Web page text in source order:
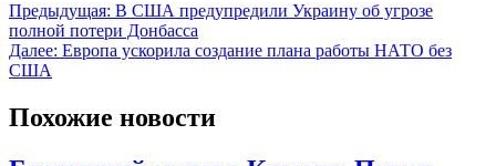
Предыдущая: В США предупредили Украину об угрозе
полной потери Донбасса
Далее: Европа ускорила создание плана работы НАТО без
США
Похожие новости